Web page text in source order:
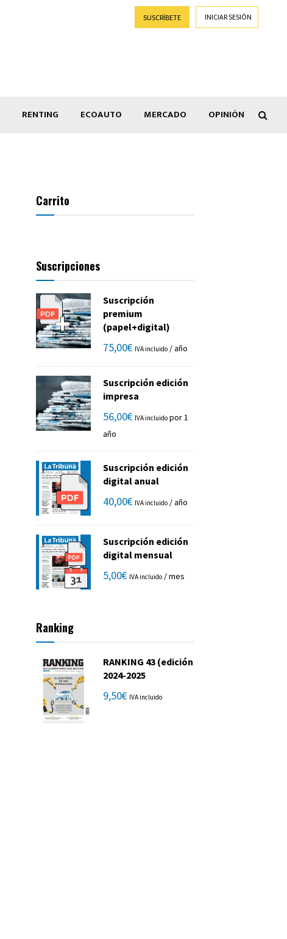
SUSCRÍBETE INICIAR SESIÓN
RENTING ECOAUTO MERCADO OPINIÓN
Carrito
Suscripciones
Suscripción
premium
(papel+digital)
75,00€ IVA incluido / año
Suscripción edición
impresa
56,00€ IVA incluido por 1
año
Suscripción edición
digital anual
40,00€ IVA incluido / año
Suscripción edición
digital mensual
5,00€ IVA incluido / mes
Ranking
RANKING 43 (edición
2024-2025
9,50€ IVA incluido